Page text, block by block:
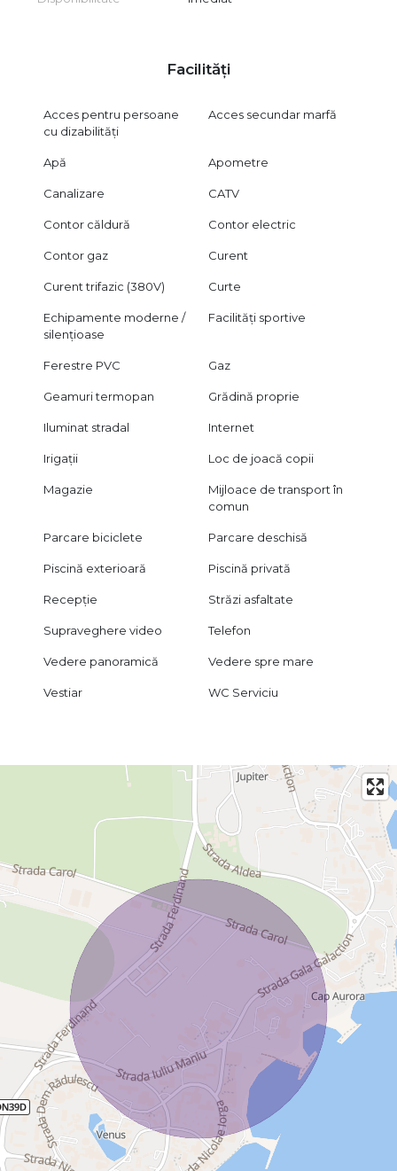
Facilități
Acces pentru persoane
cu dizabilități
Acces secundar marfă
Apă Apometre
Canalizare CATV
Contor căldură Contor electric
Contor gaz Curent
Curent trifazic (380V) Curte
Echipamente moderne /
silențioase
Facilități sportive
Ferestre PVC Gaz
Geamuri termopan Grădină proprie
Iluminat stradal Internet
Irigații Loc de joacă copii
Magazie
Mijloace de transport în
comun
Parcare biciclete Parcare deschisă
Piscină exterioară Piscină privată
Recepție Străzi asfaltate
Supraveghere video Telefon
Vedere panoramică Vedere spre mare
Vestiar WC Serviciu